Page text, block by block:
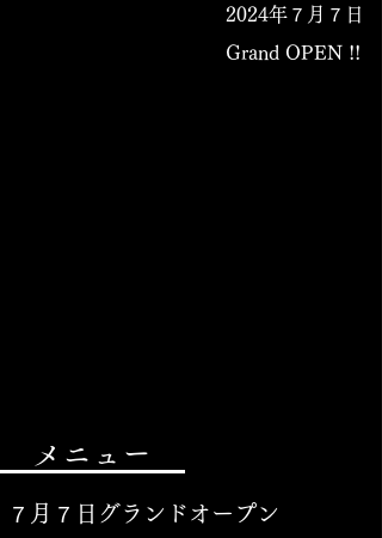
2024年７月７日
Grand OPEN !!
メニュー
７月７日グランドオープン